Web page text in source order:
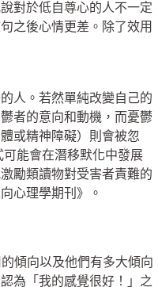
對於低自尊心的人不一定
之後心情更差。除了效用
人。若然單純改變自己的
者的意向和動機，而憂鬱
或精神障礙）則會被忽
能會在潛移默化中發展
勵類讀物對受害者責難的
心理學期刊》。
傾向以及他們有多大傾向
為「我的感覺很好！」之